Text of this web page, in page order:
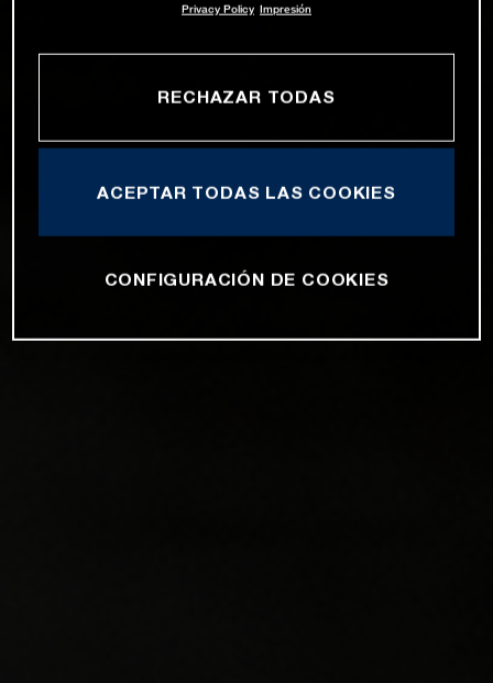
Privacy Policy Impresión
RECHAZAR TODAS
ACEPTAR TODAS LAS COOKIES
CONFIGURACIÓN DE COOKIES